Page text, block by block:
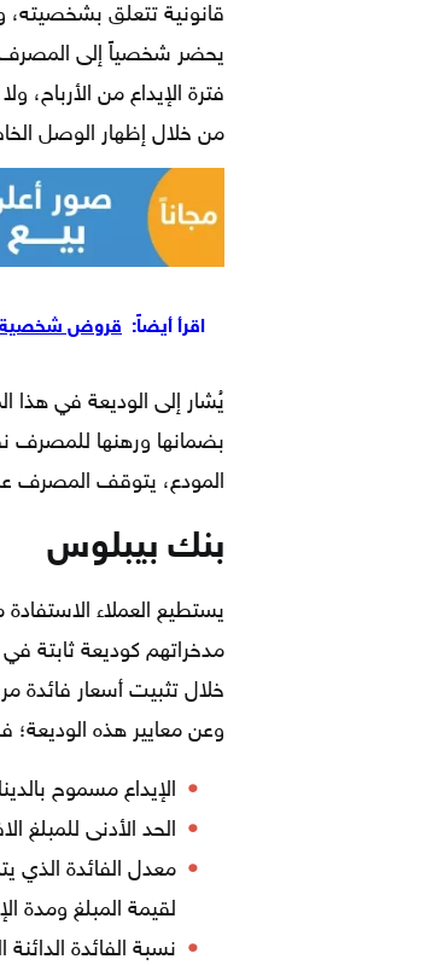
قانونية تتعلق بشخصيته،
يحضر شخصياً إلى
فترة الإيداع من
من خلال إظهار الوصل
اقرأ أيضاً: قروض شخصية
يُشار إلى الوديعة في هذا
بضمانها ورهنها للمصرف
المودع، يتوقف المصرف
بنك بيبلوس
يستطيع العملاء
مدخراتهم كوديعة ثابتة
وعن معايير هذه الوديعة؛
الإيداع مسموح
الحد الأدنى للمبلغ الافتتاحي
لقيمة المبلغ ومدة